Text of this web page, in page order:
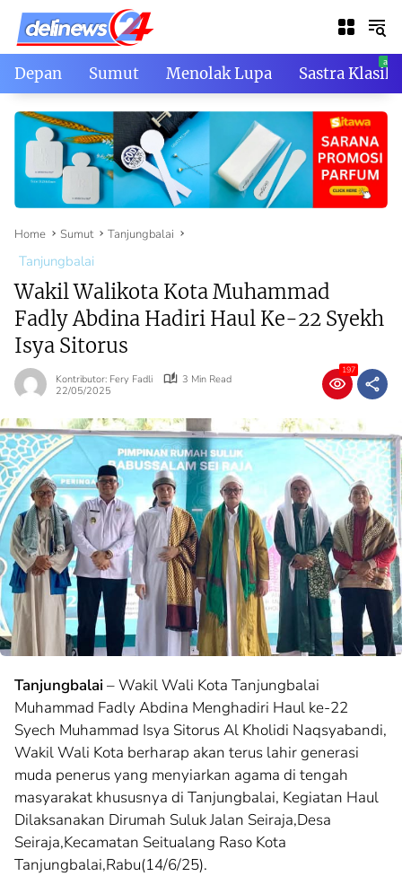
Skip
content
Depan Sumut Menolak Lupa Sastra Klasik
Home Sumut Tanjungbalai
Tanjungbalai
Wakil Walikota Kota Muhammad
Fadly Abdina Hadiri Haul Ke-22 Syekh
Isya Sitorus
Kontributor: Fery Fadli
3 Min Read
22/05/2025
197
Tanjungbalai – Wakil Wali Kota Tanjungbalai
Muhammad Fadly Abdina Menghadiri Haul ke-22
Syech Muhammad Isya Sitorus Al Kholidi Naqsyabandi,
Wakil Wali Kota berharap akan terus lahir generasi
muda penerus yang menyiarkan agama di tengah
masyarakat khususnya di Tanjungbalai, Kegiatan Haul
Dilaksanakan Dirumah Suluk Jalan Seiraja,Desa
Seiraja,Kecamatan Seitualang Raso Kota
Tanjungbalai,Rabu(14/6/25).